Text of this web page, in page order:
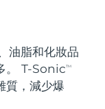
油脂和化妝品
。 T-SonicTM
質，減少爆
日期09/08/2026